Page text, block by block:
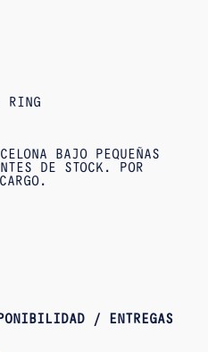
RING
BAJO PEQUEÑAS
DE STOCK. POR
/ ENTREGAS